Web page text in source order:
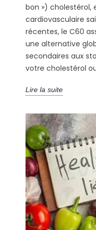
bon ») cholestérol,
cardiovasculaire
récentes, le C60
une alternative
secondaires aux
votre cholestérol
Lire la suite